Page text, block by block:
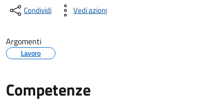
Condividi Vedi azioni
Argomenti
Lavoro
Competenze